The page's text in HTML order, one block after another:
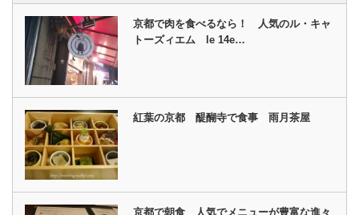
京都で肉を食べるなら！ 人気のル・キャ
トーズィエム le 14e…
紅葉の京都 醍醐寺で食事 雨月茶屋
京都で朝食 人気でメニューが豊富な進々